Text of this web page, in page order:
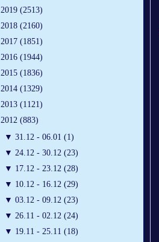
2019 (2513)
2018 (2160)
2017 (1851)
2016 (1944)
2015 (1836)
2014 (1329)
2013 (1121)
2012 (883)
▼ 31.12 - 06.01 (1)
▼ 24.12 - 30.12 (23)
▼ 17.12 - 23.12 (28)
▼ 10.12 - 16.12 (29)
▼ 03.12 - 09.12 (23)
▼ 26.11 - 02.12 (24)
▼ 19.11 - 25.11 (18)